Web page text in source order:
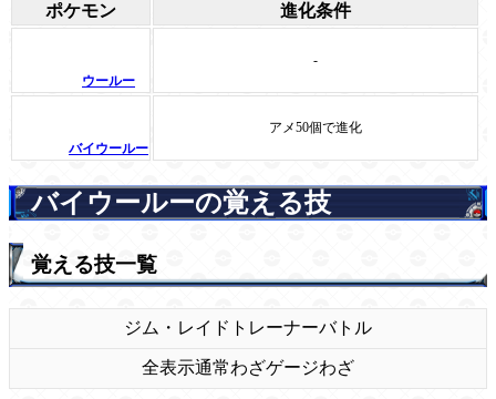
ポケモン 進化条件
ウールー
-
バイウールー
アメ50個で進化
バイウールーの覚える技
覚える技一覧
ジム・レイド トレーナーバトル
全表示通常わざゲージわざ